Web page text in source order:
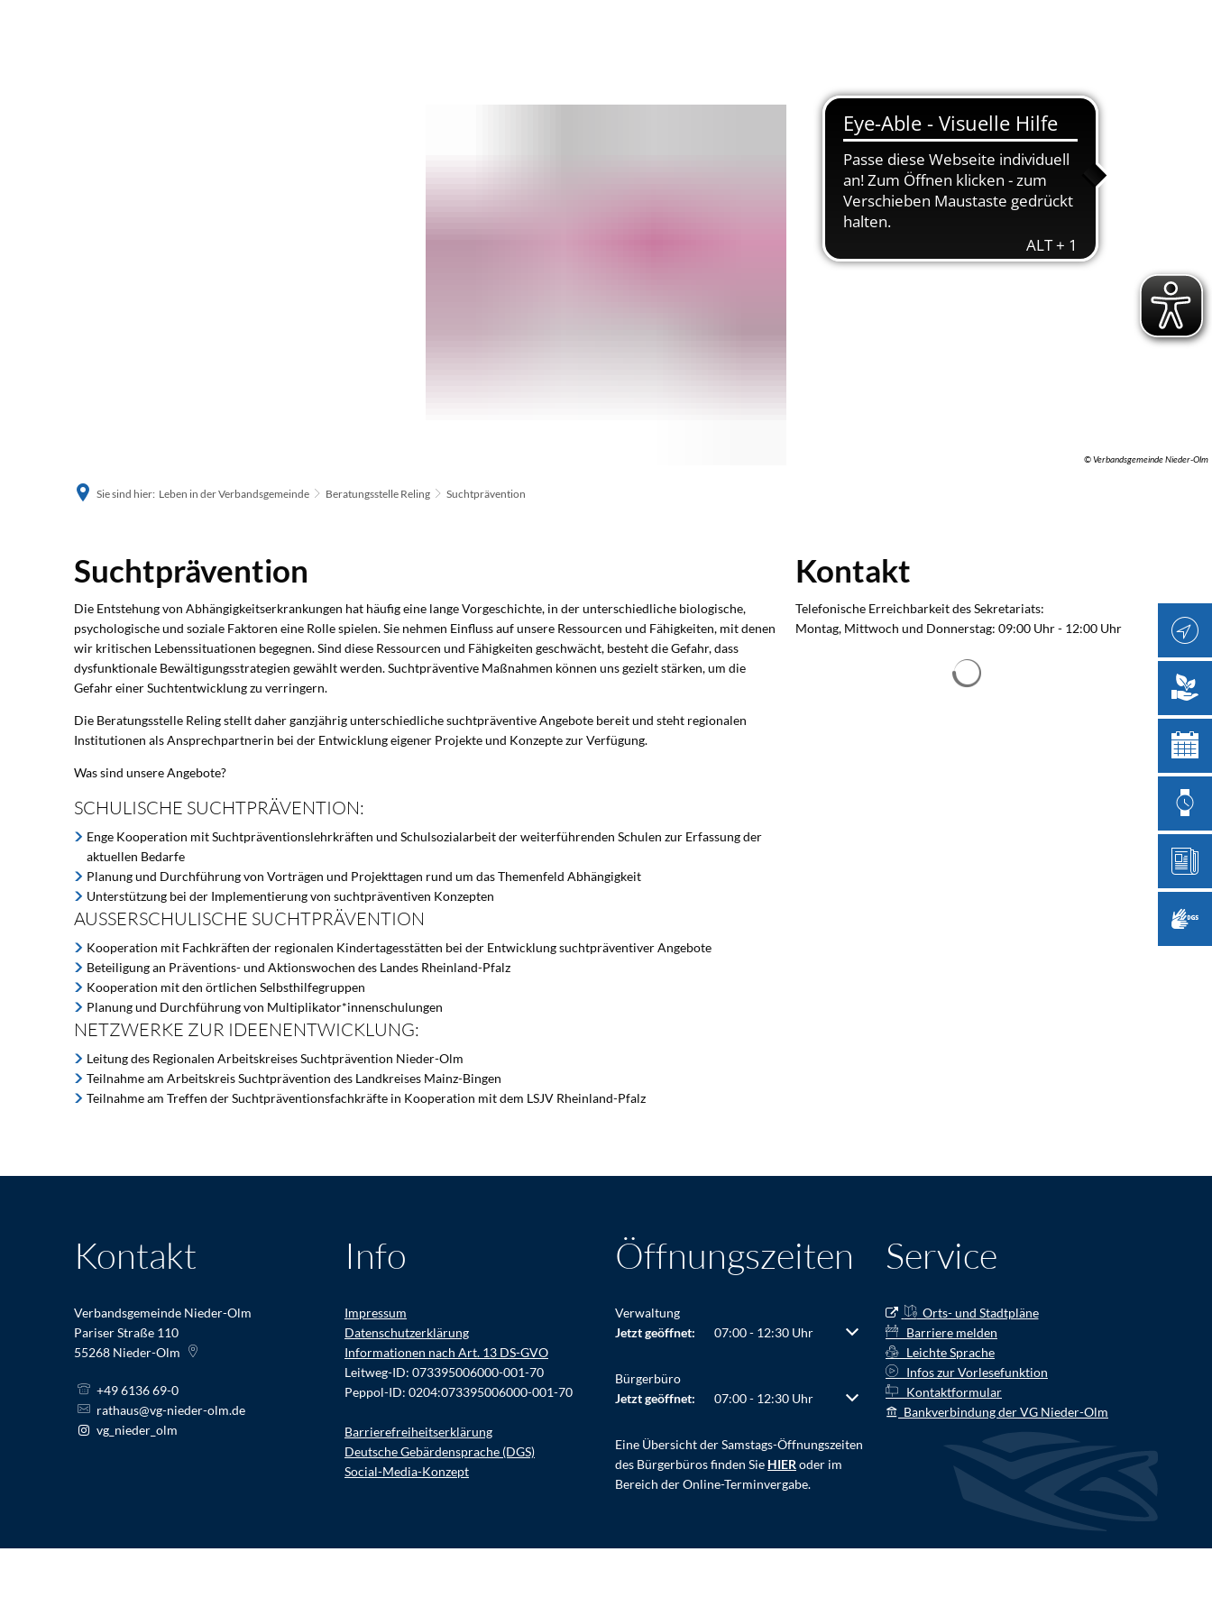
© Verbandsgemeinde Nieder-Olm
Sie sind hier: Leben in der Verbandsgemeinde Beratungsstelle Reling Suchtprävention
Suchtprävention
Suchtprävention
Die Entstehung von Abhängigkeitserkrankungen hat häufig eine lange Vorgeschichte, in der unterschiedliche biologische,
psychologische und soziale Faktoren eine Rolle spielen. Sie nehmen Einfluss auf unsere Ressourcen und Fähigkeiten, mit denen
wir kritischen Lebenssituationen begegnen. Sind diese Ressourcen und Fähigkeiten geschwächt, besteht die Gefahr, dass
dysfunktionale Bewältigungsstrategien gewählt werden. Suchtpräventive Maßnahmen können uns gezielt stärken, um die
Gefahr einer Suchtentwicklung zu verringern.
Die Beratungsstelle Reling stellt daher ganzjährig unterschiedliche suchtpräventive Angebote bereit und steht regionalen
Institutionen als Ansprechpartnerin bei der Entwicklung eigener Projekte und Konzepte zur Verfügung.
Was sind unsere Angebote?
SCHULISCHE SUCHTPRÄVENTION:
Enge Kooperation mit Suchtpräventionslehrkräften und Schulsozialarbeit der weiterführenden Schulen zur Erfassung der
aktuellen Bedarfe
Planung und Durchführung von Vorträgen und Projekttagen rund um das Themenfeld Abhängigkeit
Unterstützung bei der Implementierung von suchtpräventiven Konzepten
AUSSERSCHULISCHE SUCHTPRÄVENTION
Kooperation mit Fachkräften der regionalen Kindertagesstätten bei der Entwicklung suchtpräventiver Angebote
Beteiligung an Präventions- und Aktionswochen des Landes Rheinland-Pfalz
Kooperation mit den örtlichen Selbsthilfegruppen
Planung und Durchführung von Multiplikator*innenschulungen
NETZWERKE ZUR IDEENENTWICKLUNG:
Leitung des Regionalen Arbeitskreises Suchtprävention Nieder-Olm
Teilnahme am Arbeitskreis Suchtprävention des Landkreises Mainz-Bingen
Teilnahme am Treffen der Suchtpräventionsfachkräfte in Kooperation mit dem LSJV Rheinland-Pfalz
Kontakt
Telefonische Erreichbarkeit des Sekretariats:
Montag, Mittwoch und Donnerstag: 09:00 Uhr - 12:00 Uhr
Suchergebnisse werden geladen
Kontakt
Verbandsgemeinde Nieder-Olm
Pariser Straße 110
55268 Nieder-Olm
+49 6136 69-0
rathaus@vg-nieder-olm.de
vg_nieder_olm
Info
Impressum
Datenschutzerklärung
Informationen nach Art. 13 DS-GVO
Leitweg-ID: 073395006000-001-70
Peppol-ID: 0204:073395006000-001-70
Barrierefreiheitserklärung
Deutsche Gebärdensprache (DGS)
Social-Media-Konzept
Öffnungszeiten
Verwaltung
Klicken, um weitere Öffnungs- oder Schließzeiten auszublenden
Jetzt geöffnet: 07:00- 12:30 Uhr Von 07:00 bis 12:30 Uhr
Bürgerbüro
Klicken, um weitere Öffnungs- oder Schließzeiten auszublenden
Jetzt geöffnet: 07:00- 12:30 Uhr Von 07:00 bis 12:30 Uhr
Eine Übersicht der Samstags-Öffnungszeiten
des Bürgerbüros finden Sie HIER oder im
Bereich der Online-Terminvergabe.
Service
Orts- und Stadtpläne
Barriere melden
Leichte Sprache
Infos zur Vorlesefunktion
Kontaktformular
Bankverbindung der VG Nieder-Olm